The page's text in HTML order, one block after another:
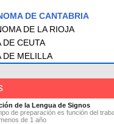
DE CANTABRIA
DE LA RIOJA
DE CEUTA
DE MELILLA
de la Lengua de Signos
de preparación es función del
de 1 año